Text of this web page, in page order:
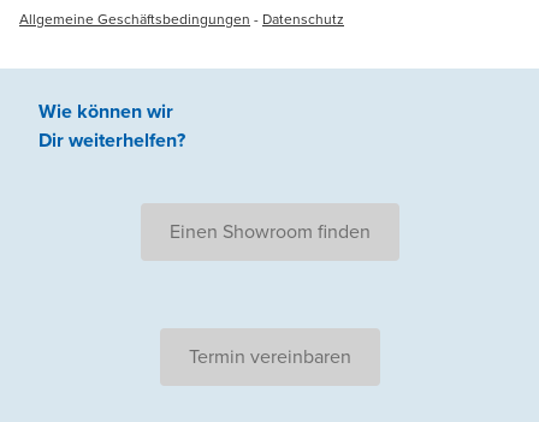
Allgemeine Geschäftsbedingungen - Datenschutz
Wie können wir
Dir weiterhelfen?
Einen Showroom finden
Termin vereinbaren